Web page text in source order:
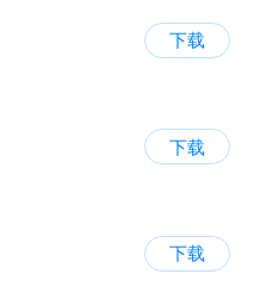
下载
下载
下载